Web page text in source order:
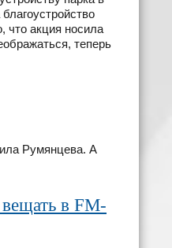
что акция носила
теперь
Румянцева. А
в FM-